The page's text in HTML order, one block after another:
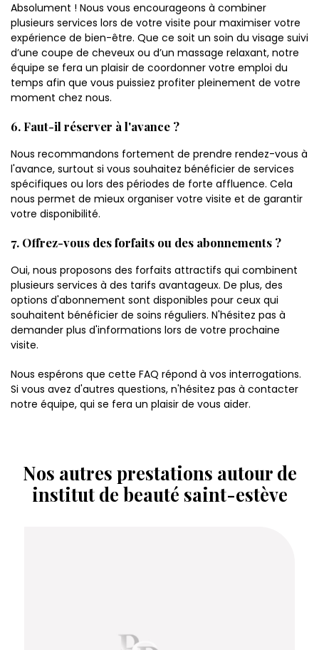
Absolument ! Nous vous encourageons à combiner
plusieurs services lors de votre visite pour maximiser votre
expérience de bien-être. Que ce soit un soin du visage suivi
d’une coupe de cheveux ou d’un massage relaxant, notre
équipe se fera un plaisir de coordonner votre emploi du
temps afin que vous puissiez profiter pleinement de votre
moment chez nous.
6. Faut-il réserver à l'avance ?
Nous recommandons fortement de prendre rendez-vous à
l'avance, surtout si vous souhaitez bénéficier de services
spécifiques ou lors des périodes de forte affluence. Cela
nous permet de mieux organiser votre visite et de garantir
votre disponibilité.
7. Offrez-vous des forfaits ou des abonnements ?
Oui, nous proposons des forfaits attractifs qui combinent
plusieurs services à des tarifs avantageux. De plus, des
options d'abonnement sont disponibles pour ceux qui
souhaitent bénéficier de soins réguliers. N'hésitez pas à
demander plus d'informations lors de votre prochaine
visite.
Nous espérons que cette FAQ répond à vos interrogations.
Si vous avez d'autres questions, n'hésitez pas à contacter
notre équipe, qui se fera un plaisir de vous aider.
Nos autres prestations autour de
institut de beauté saint-estève